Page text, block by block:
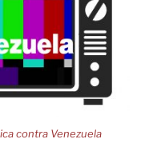
contra Venezuela